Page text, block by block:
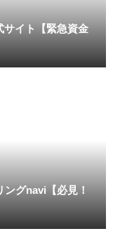
サイト【緊急資金
グnavi【必見！